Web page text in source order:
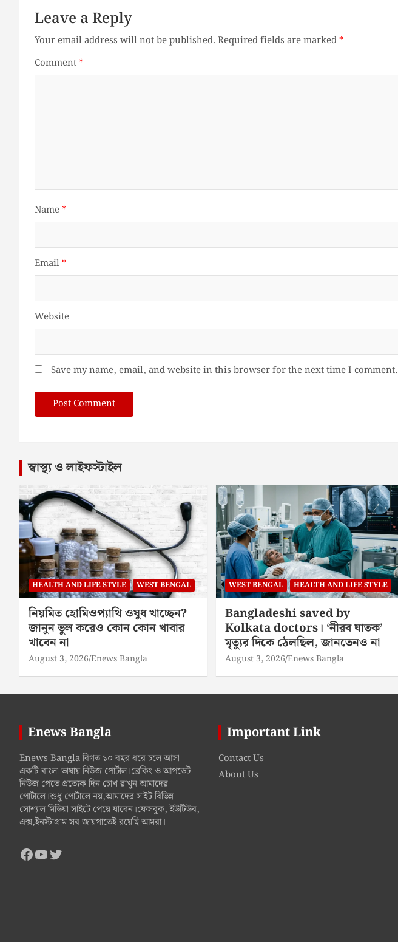
Leave a Reply
Your email address will not be published.Required fields are marked*
Comment*
Name*
Email*
Website
Save my name, email, and website in this browser for the next time I comment.
স্বাস্থ্য ও লাইফস্টাইল
HEALTH AND LIFE STYLE WEST BENGAL
নিয়মিত হোমিওপ্যাথি ওষুধ খাচ্ছেন?
জানুন ভুল করেও কোন কোন খাবার
খাবেন না
August 3, 2026 Enews Bangla
WEST BENGAL HEALTH AND LIFE STYLE
Bangladeshi saved by
Kolkata doctors। ‘নীরব ঘাতক’
মৃত্যুর দিকে ঠেলছিল, জানতেনও না
August 3, 2026 Enews Bangla
Enews Bangla
Enews Bangla বিগত ১০ বছর ধরে চলে আসা
একটি বাংলা ভাষায় নিউজ পোর্টাল।ব্রেকিং ও আপডেট
নিউজ পেতে প্রত্যেক দিন চোখ রাখুন আমাদের
পোর্টালে।শুধু পোর্টালে নয়,আমাদের সাইট বিভিন্ন
সোশ্যাল মিডিয়া সাইটে পেয়ে যাবেন।ফেসবুক, ইউটিউব,
এক্স,ইনস্টাগ্রাম সব জায়গাতেই রয়েছি আমরা।
Facebook
YouTube
Twitter
Important Link
Contact Us
About Us